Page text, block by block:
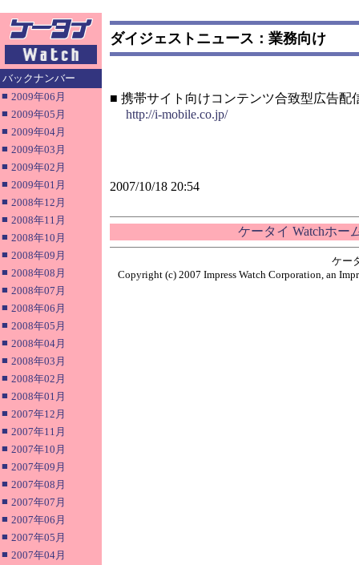
バックナンバー
■ 2009年06月
■ 2009年05月
■ 2009年04月
■ 2009年03月
■ 2009年02月
■ 2009年01月
■ 2008年12月
■ 2008年11月
■ 2008年10月
■ 2008年09月
■ 2008年08月
■ 2008年07月
■ 2008年06月
■ 2008年05月
■ 2008年04月
■ 2008年03月
■ 2008年02月
■ 2008年01月
■ 2007年12月
■ 2007年11月
■ 2007年10月
■ 2007年09月
■ 2007年08月
■ 2007年07月
■ 2007年06月
■ 2007年05月
■ 2007年04月
ダイジェストニュース：業務向け
■ 携帯サイト向けコンテンツ合致型広告配
http://i-mobile.co.jp/
2007/10/18 20:54
ケータイ Watchホー
ケー
Copyright (c) 2007 Impress Watch Corporation, an